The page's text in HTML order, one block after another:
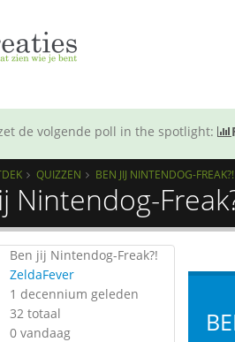
de volgende poll in the spotlight:
QUIZZEN BEN JIJ NINTENDOG-FREAK?!
Nintendog-
Ben jij Nintendog-Freak?!
ZeldaFever
1 decennium geleden
32 totaal
0 vandaag